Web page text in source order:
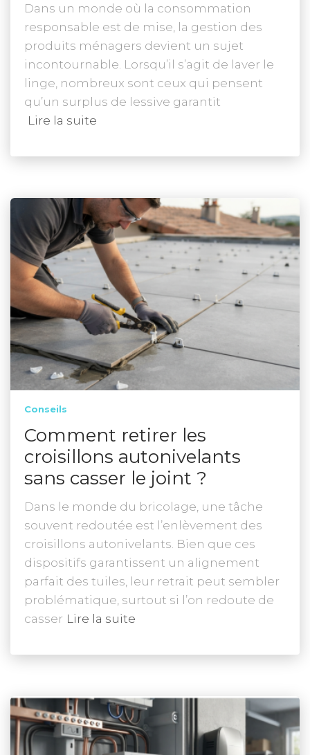
Dans un monde où la consommation
responsable est de mise, la gestion des
produits ménagers devient un sujet
incontournable. Lorsqu’il s’agit de laver le
linge, nombreux sont ceux qui pensent
qu’un surplus de lessive garantit
Lire la suite
Conseils
Comment retirer les
croisillons autonivelants
sans casser le joint ?
Dans le monde du bricolage, une tâche
souvent redoutée est l’enlèvement des
croisillons autonivelants. Bien que ces
dispositifs garantissent un alignement
parfait des tuiles, leur retrait peut sembler
problématique, surtout si l’on redoute de
casser Lire la suite